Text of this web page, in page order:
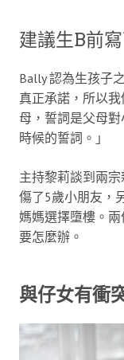
建議生B前
Bally 認為生孩子
真正承諾，所以
母，誓詞是父母
時候的誓詞。」
主持黎莉談到兩
傷了5歲小朋友，
媽媽選擇墮樓。
要怎麼辦。
與仔女有衝